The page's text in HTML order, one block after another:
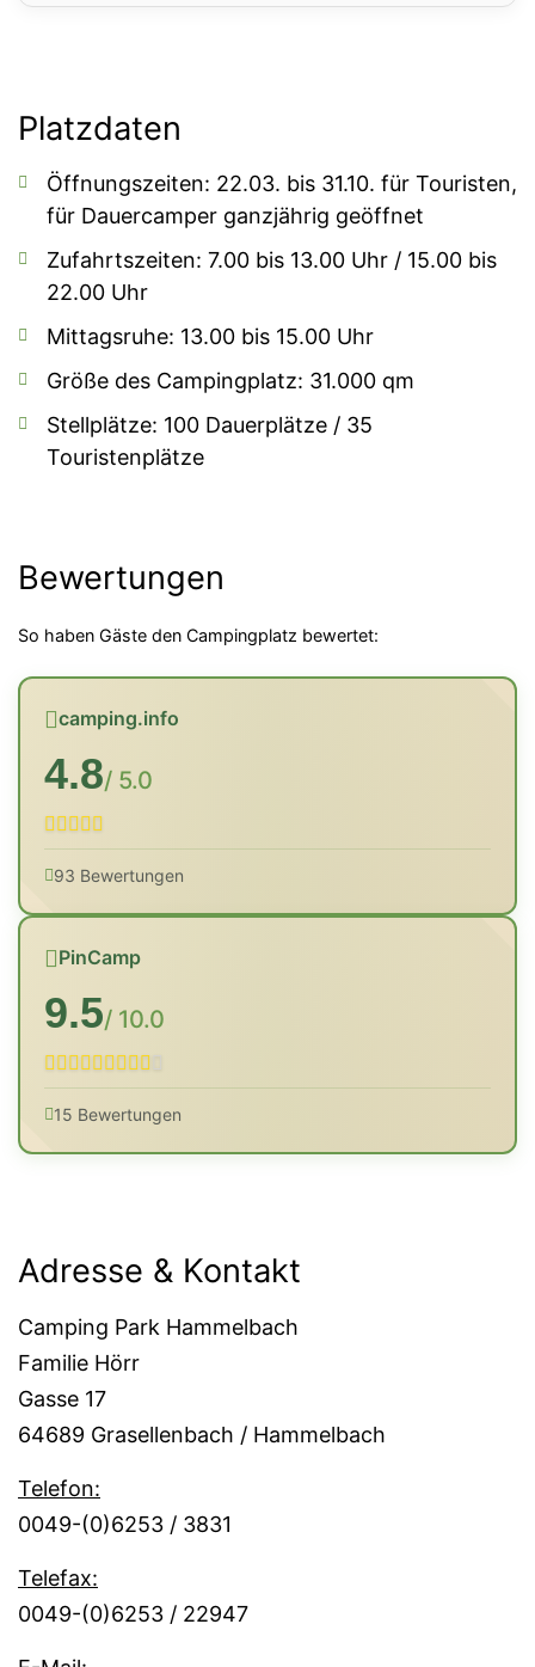
Platzdaten
Öffnungszeiten: 22.03. bis 31.10. für Touristen,
für Dauercamper ganzjährig geöffnet
Zufahrtszeiten: 7.00 bis 13.00 Uhr / 15.00 bis
22.00 Uhr
Mittagsruhe: 13.00 bis 15.00 Uhr
Größe des Campingplatz: 31.000 qm
Stellplätze: 100 Dauerplätze / 35
Touristenplätze
Bewertungen
So haben Gäste den Campingplatz bewertet:
camping.info
4.8/ 5.0
93 Bewertungen
PinCamp
9.5/ 10.0
15 Bewertungen
Adresse & Kontakt
Camping Park Hammelbach
Familie Hörr
Gasse 17
64689 Grasellenbach / Hammelbach
Telefon:
0049-(0)6253 / 3831
Telefax:
0049-(0)6253 / 22947